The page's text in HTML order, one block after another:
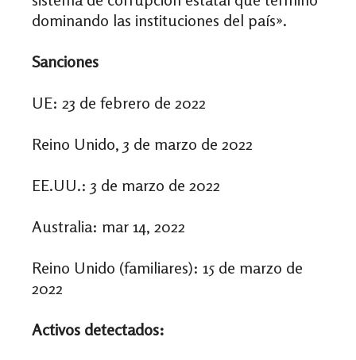
dominando las instituciones del país».
Sanciones
UE: 23 de febrero de 2022
Reino Unido, 3 de marzo de 2022
EE.UU.: 3 de marzo de 2022
Australia: mar 14, 2022
Reino Unido (familiares): 15 de marzo de
2022
Activos detectados: